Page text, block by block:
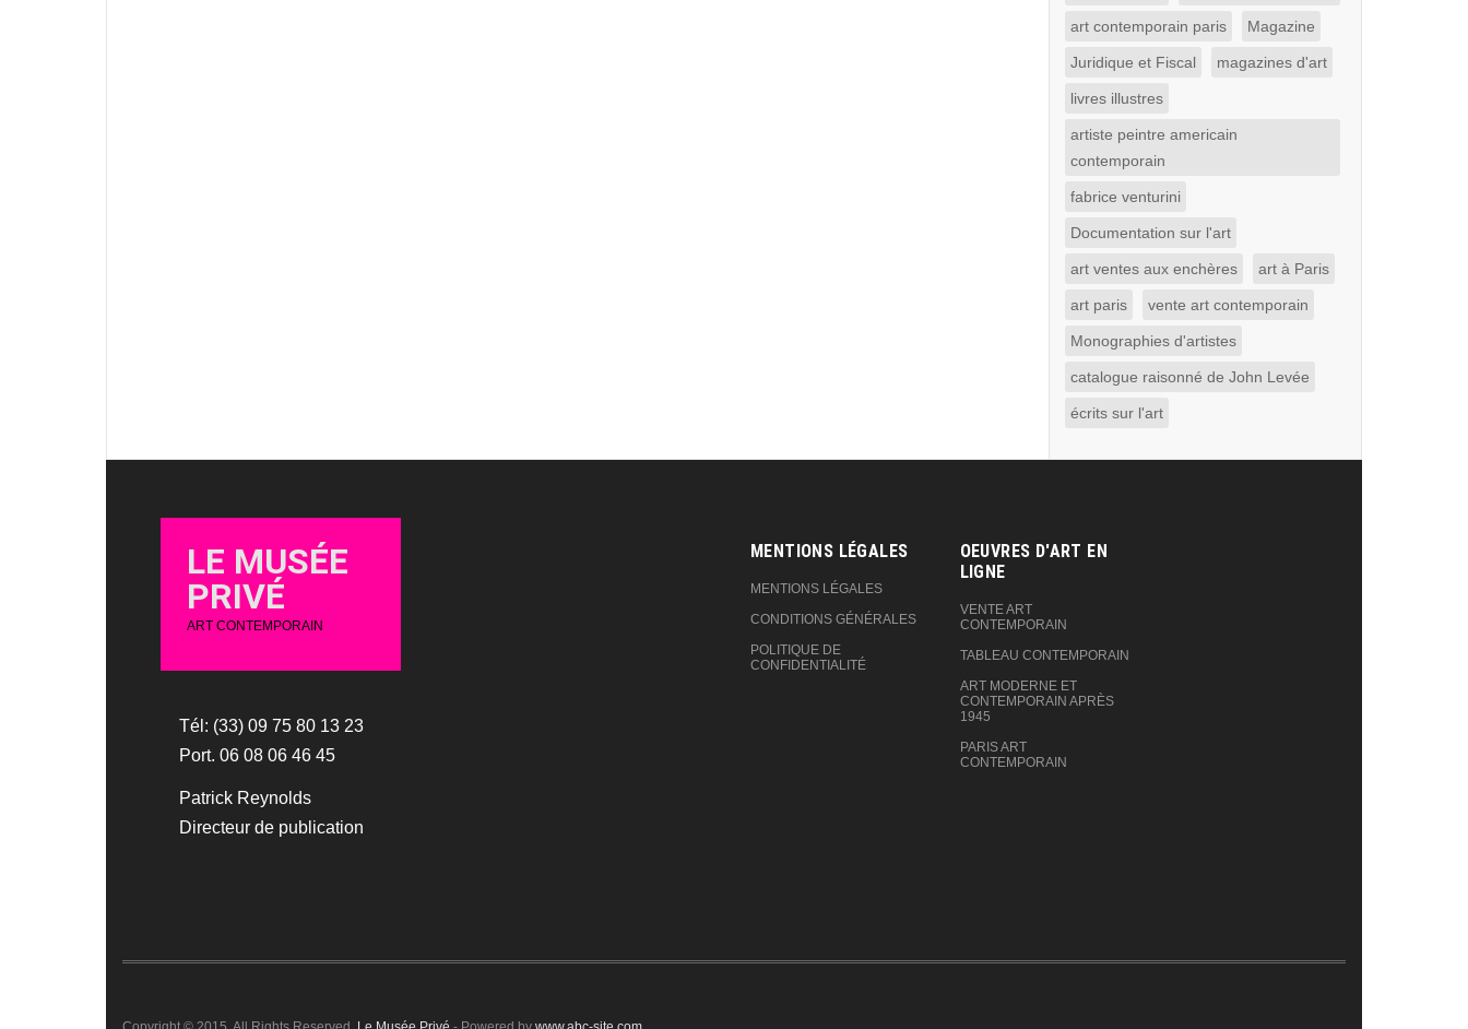
art contemporain paris Magazine
Juridique et Fiscal magazines d'art
livres illustres
artiste peintre americain
contemporain
fabrice venturini
Documentation sur l'art
art ventes aux enchères art à Paris
art paris vente art contemporain
Monographies d'artistes
catalogue raisonné de John Levée
écrits sur l'art
LE MUSÉE
PRIVÉ
ART CONTEMPORAIN
Tél: (33) 09 75 80 13 23
Port. 06 08 06 46 45
Patrick Reynolds
Directeur de publication
MENTIONS LÉGALES
MENTIONS LÉGALES
CONDITIONS GÉNÉRALES
POLITIQUE DE
CONFIDENTIALITÉ
OEUVRES D'ART EN
LIGNE‎
VENTE ART
CONTEMPORAIN
TABLEAU CONTEMPORAIN
ART MODERNE ET
CONTEMPORAIN APRÈS
1945
PARIS ART
CONTEMPORAIN